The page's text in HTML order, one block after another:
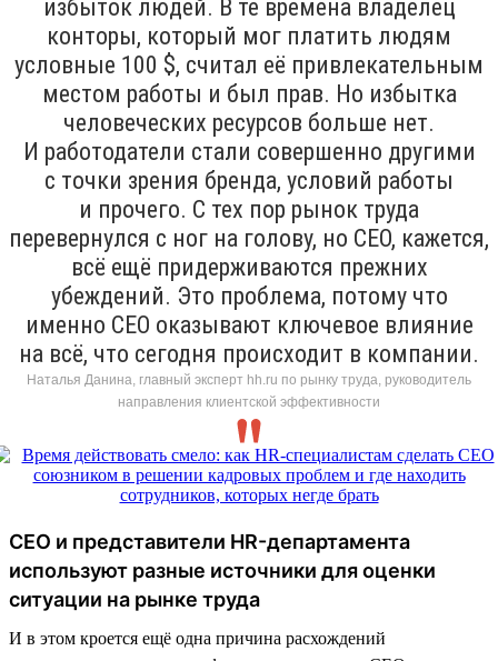
избыток людей. В те времена владелец
конторы, который мог платить людям
условные 100 $, считал её привлекательным
местом работы и был прав. Но избытка
человеческих ресурсов больше нет.
И работодатели стали совершенно другими
с точки зрения бренда, условий работы
и прочего. С тех пор рынок труда
перевернулся с ног на голову, но CEO, кажется,
всё ещё придерживаются прежних
убеждений. Это проблема, потому что
именно CEO оказывают ключевое влияние
на всё, что сегодня происходит в компании.
Наталья Данина, главный эксперт hh.ru по рынку труда, руководитель
направления клиентской эффективности
CEO и представители HR-департамента
используют разные источники для оценки
ситуации на рынке труда
И в этом кроется ещё одна причина расхождений